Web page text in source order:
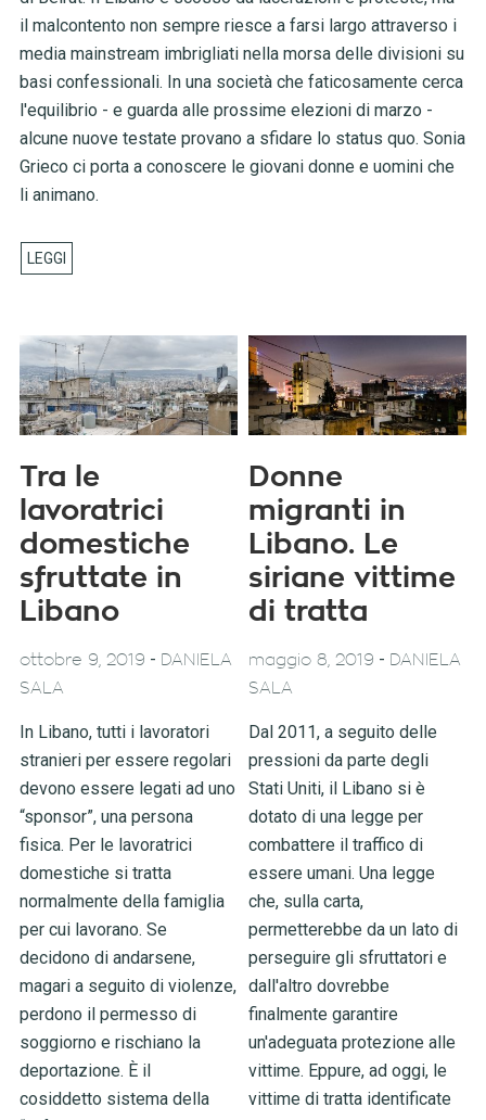
il malcontento non sempre riesce a farsi largo attraverso i
media mainstream imbrigliati nella morsa delle divisioni su
basi confessionali. In una società che faticosamente cerca
l'equilibrio - e guarda alle prossime elezioni di marzo -
alcune nuove testate provano a sfidare lo status quo. Sonia
Grieco ci porta a conoscere le giovani donne e uomini che
li animano.
Tra le
lavoratrici
domestiche
sfruttate in
Libano
ottobre 9, 2019 - DANIELA
SALA
In Libano, tutti i lavoratori
stranieri per essere regolari
devono essere legati ad uno
“sponsor”, una persona
fisica. Per le lavoratrici
domestiche si tratta
normalmente della famiglia
per cui lavorano. Se
decidono di andarsene,
magari a seguito di violenze,
perdono il permesso di
soggiorno e rischiano la
deportazione. È il
cosiddetto sistema della
Donne
migranti in
Libano. Le
siriane vittime
di tratta
maggio 8, 2019 - DANIELA
SALA
Dal 2011, a seguito delle
pressioni da parte degli
Stati Uniti, il Libano si è
dotato di una legge per
combattere il traffico di
essere umani. Una legge
che, sulla carta,
permetterebbe da un lato di
perseguire gli sfruttatori e
dall'altro dovrebbe
finalmente garantire
un'adeguata protezione alle
vittime. Eppure, ad oggi, le
vittime di tratta identificate